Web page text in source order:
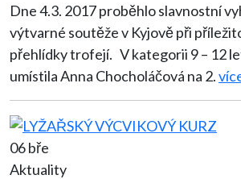
Dne 4.3. 2017 proběhlo slavnostní
výtvarné soutěže v Kyjově při
přehlídky trofejí. V kategorii 9 – 12
umístila Anna Chocholáčová na 2.
06 bře
Aktuality